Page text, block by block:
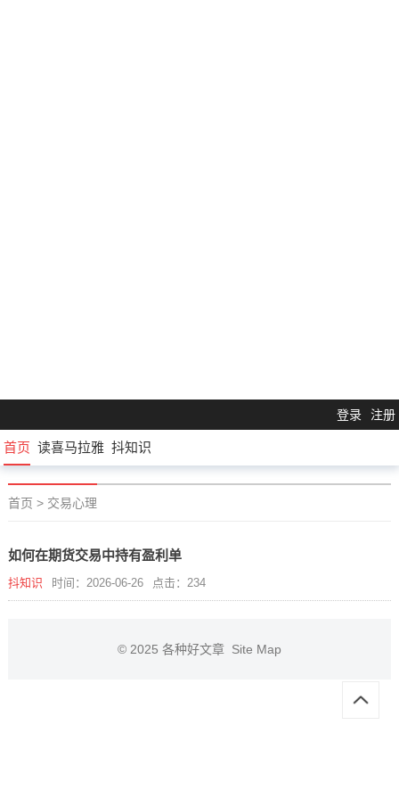
登录 注册
首页 读喜马拉雅 抖知识
首页 > 交易心理
如何在期货交易中持有盈利单
抖知识 时间：2026-06-26 点击：234
© 2025 各种好文章 Site Map